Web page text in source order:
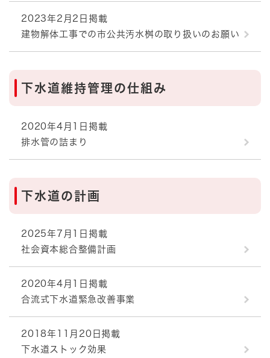
2023年2月2日掲載
建物解体工事での市公共汚水桝の取り扱いのお願い
下水道維持管理の仕組み
2020年4月1日掲載
排水管の詰まり
下水道の計画
2025年7月1日掲載
社会資本総合整備計画
2020年4月1日掲載
合流式下水道緊急改善事業
2018年11月20日掲載
下水道ストック効果